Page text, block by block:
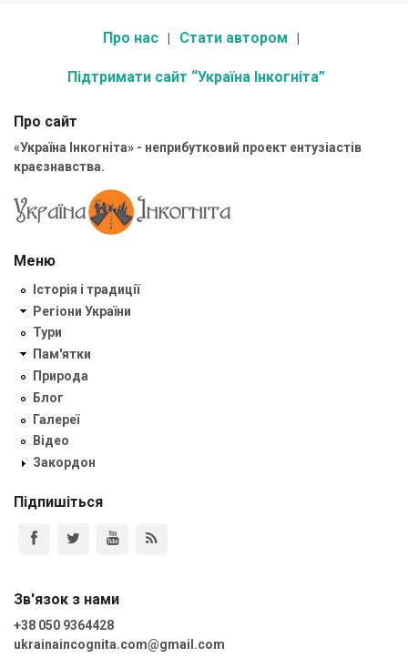
Про нас Стати автором
Підтримати сайт “Україна Інкогніта”
Про сайт
«Україна Інкогніта» - неприбутковий проект ентузіастів
краєзнавства.
Меню
Історія і традиції
Регіони України
Тури
Пам'ятки
Природа
Блог
Галереї
Відео
Закордон
Підпишіться
Зв'язок з нами
+38 050 9364428
ukrainaincognita.com@gmail.com